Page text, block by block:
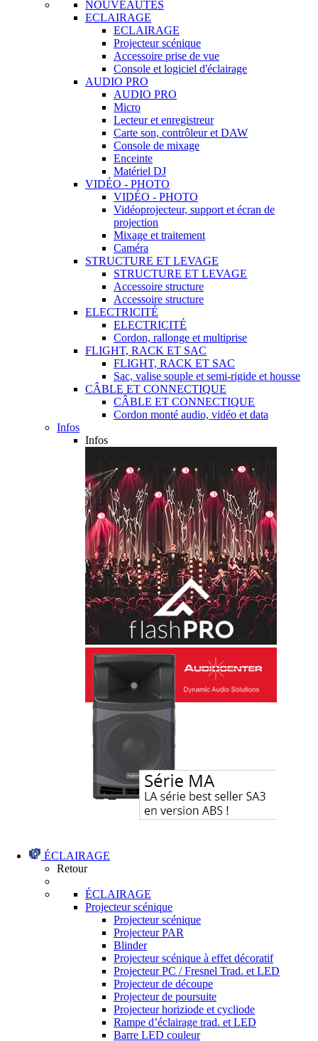
NOUVEAUTÉS
ECLAIRAGE
ECLAIRAGE
Projecteur scénique
Accessoire prise de vue
Console et logiciel d'éclairage
AUDIO PRO
AUDIO PRO
Micro
Lecteur et enregistreur
Carte son, contrôleur et DAW
Console de mixage
Enceinte
Matériel DJ
VIDÉO - PHOTO
VIDÉO - PHOTO
Vidéoprojecteur, support et écran de
projection
Mixage et traitement
Caméra
STRUCTURE ET LEVAGE
STRUCTURE ET LEVAGE
Accessoire structure
Accessoire structure
ELECTRICITÉ
ELECTRICITÉ
Cordon, rallonge et multiprise
FLIGHT, RACK ET SAC
FLIGHT, RACK ET SAC
Sac, valise souple et semi-rigide et housse
CÂBLE ET CONNECTIQUE
CÂBLE ET CONNECTIQUE
Cordon monté audio, vidéo et data
Infos
Infos
ÉCLAIRAGE
Retour
ÉCLAIRAGE
Projecteur scénique
Projecteur scénique
Projecteur PAR
Blinder
Projecteur scénique à effet décoratif
Projecteur PC / Fresnel Trad. et LED
Projecteur de découpe
Projecteur de poursuite
Projecteur horiziode et cycliode
Rampe d’éclairage trad. et LED
Barre LED couleur